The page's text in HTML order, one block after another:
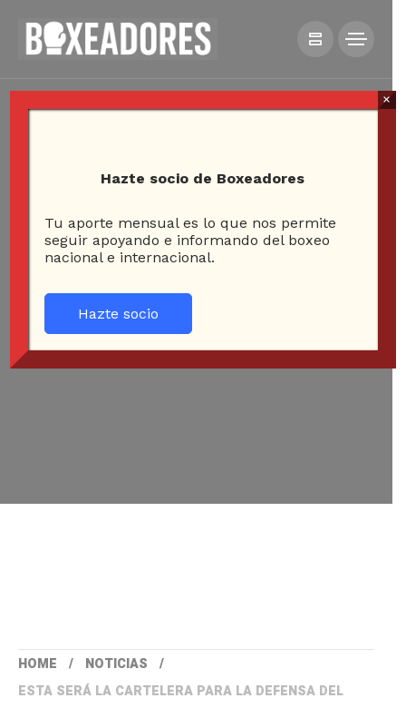
HOME
NOTICIAS
ESTA SERÁ LA CARTELERA PARA LA DEFENSA DEL
Hazte socio de Boxeadores
Tu aporte mensual es lo que nos permite
seguir apoyando e informando del boxeo
nacional e internacional.
Hazte socio
×